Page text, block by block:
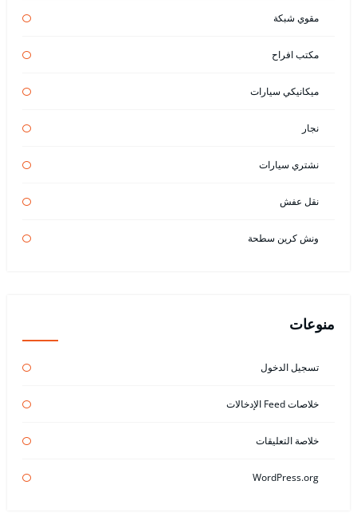
مقوي شبكة
مكتب افراح
ميكانيكي سيارات
نجار
نشتري سيارات
نقل عفش
ونش كرين سطحة
منوعات
تسجيل الدخول
خلاصات Feed الإدخالات
خلاصة التعليقات
WordPress.org